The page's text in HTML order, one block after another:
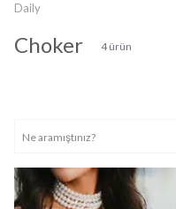
Daily
Choker 4 ürün